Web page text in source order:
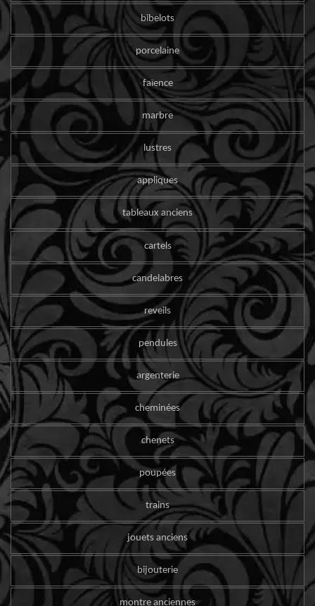
bibelots
porcelaine
faïence
marbre
lustres
appliques
tableaux anciens
cartels
candelabres
reveils
pendules
argenterie
cheminées
chenets
poupées
trains
jouets anciens
bijouterie
montre anciennes